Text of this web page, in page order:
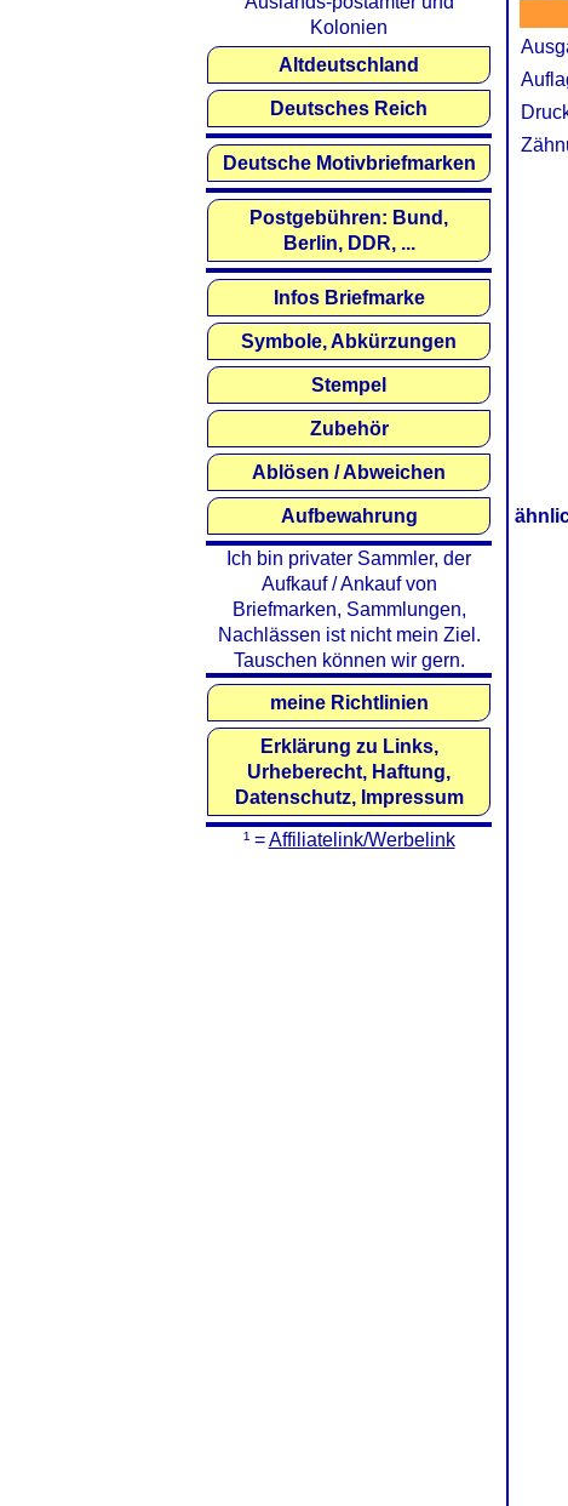
Kolonien
Altdeutschland
Deutsches Reich
Deutsche Motivbriefmarken
Postgebühren: Bund,
Berlin, DDR, ...
Infos Briefmarke
Symbole, Abkürzungen
Stempel
Zubehör
Ablösen / Abweichen
Aufbewahrung
Ich bin privater Sammler, der
Aufkauf / Ankauf von
Briefmarken, Sammlungen,
Nachlässen ist nicht mein Ziel.
Tauschen können wir gern.
meine Richtlinien
Erklärung zu Links,
Urheberecht, Haftung,
Datenschutz, Impressum
¹ =Affiliatelink/Werbelink